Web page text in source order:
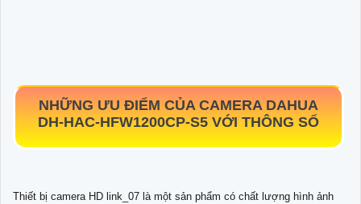
NHỮNG ƯU ĐIỂM CỦA CAMERA DAHUA
DH-HAC-HFW1200CP-S5 VỚI THÔNG SỐ
Thiết bị camera HD link_07 là một sản phẩm có chất lượng hình ảnh